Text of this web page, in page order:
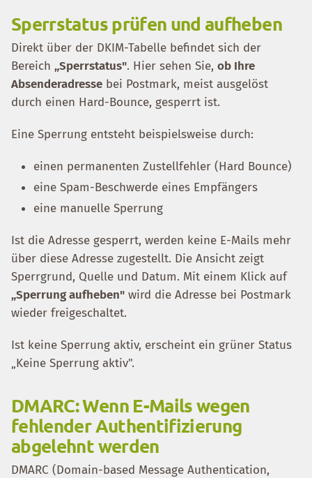
Sperrstatus prüfen und aufheben
Direkt über der DKIM-Tabelle befindet sich der
Bereich „Sperrstatus". Hier sehen Sie, ob Ihre
Absenderadresse bei Postmark, meist ausgelöst
durch einen Hard-Bounce, gesperrt ist.
Eine Sperrung entsteht beispielsweise durch:
einen permanenten Zustellfehler (Hard Bounce)
eine Spam-Beschwerde eines Empfängers
eine manuelle Sperrung
Ist die Adresse gesperrt, werden keine E-Mails mehr
über diese Adresse zugestellt. Die Ansicht zeigt
Sperrgrund, Quelle und Datum. Mit einem Klick auf
„Sperrung aufheben" wird die Adresse bei Postmark
wieder freigeschaltet.
Ist keine Sperrung aktiv, erscheint ein grüner Status
„Keine Sperrung aktiv".
DMARC: Wenn E-Mails wegen
fehlender Authentifizierung
abgelehnt werden
DMARC (Domain-based Message Authentication,